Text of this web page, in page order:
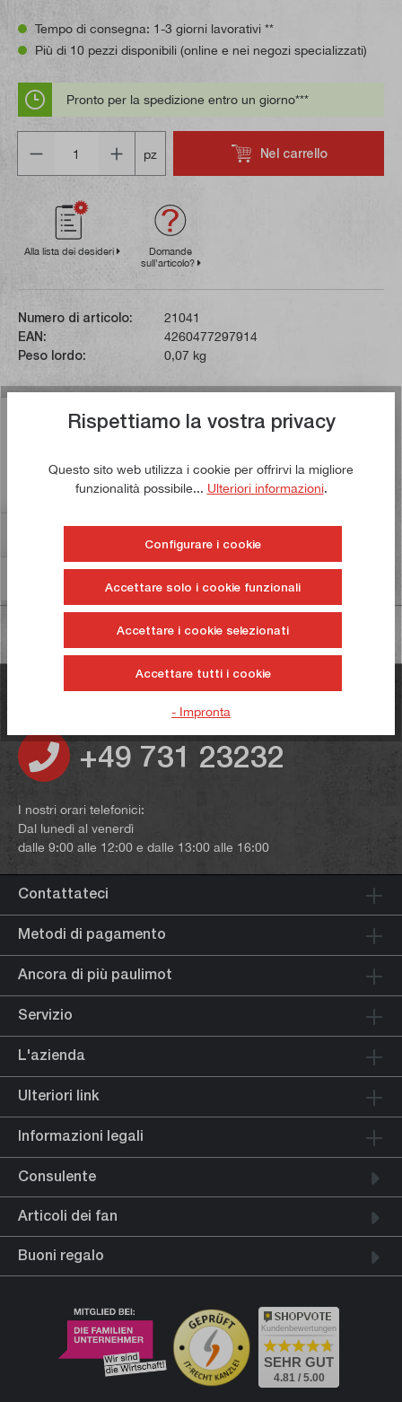
Tempo di consegna: 1-3 giorni lavorativi **
Più di 10 pezzi disponibili (online e nei negozi specializzati)
Pronto per la spedizione entro un giorno***
pz
Nel carrello
Alla lista dei desideri
Domande
sull'articolo?
Numero di articolo:
21041
EAN:
4260477297914
Peso lordo:
0,07 kg
Descrizione
conformità alla norma DIN 875/00. È realizzato in
acciaio inossidabi…Di più
Avete domande?
+49 731 23232
I nostri orari telefonici:
Dal lunedì al venerdì
dalle 9:00 alle 12:00 e dalle 13:00 alle 16:00
Contattateci
Metodi di pagamento
Ancora di più paulimot
Servizio
L'azienda
Ulteriori link
Informazioni legali
Consulente
Articoli dei fan
Buoni regalo
Kundenbewertungen
SEHR GUT
4.81 / 5.00
Rispettiamo la vostra privacy
Questo sito web utilizza i cookie per offrirvi la migliore
funzionalità possibile... Ulteriori informazioni.
Configurare i cookie
Accettare solo i cookie funzionali
Accettare i cookie selezionati
Accettare tutti i cookie
- Impronta